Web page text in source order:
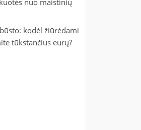
nuo maistinių
kodėl žiūrėdami
tūkstančius eurų?